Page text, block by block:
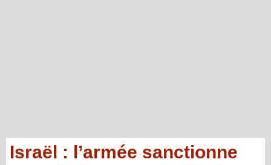
Israël : l’armée sanctionne